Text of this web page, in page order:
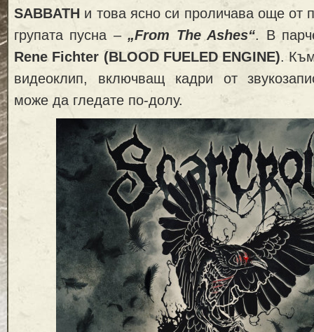
SABBATH и това ясно си проличава още от
групата пусна –„From The Ashes“. В
Rene Fichter (BLOOD FUELED ENGINE).
видеоклип, включващ кадри от
може да гледате по-долу.